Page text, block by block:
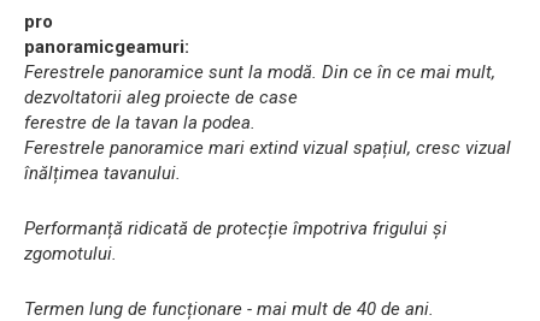
pro
panoramicgeamuri:
Ferestrele panoramice sunt la modă. Din ce în ce mai mult,
dezvoltatorii aleg proiecte de case
ferestre de la tavan la podea.
Ferestrele panoramice mari extind vizual spațiul, cresc vizual
înălțimea tavanului.
Performanță ridicată de protecție împotriva frigului și
zgomotului.
Termen lung de funcționare - mai mult de 40 de ani.